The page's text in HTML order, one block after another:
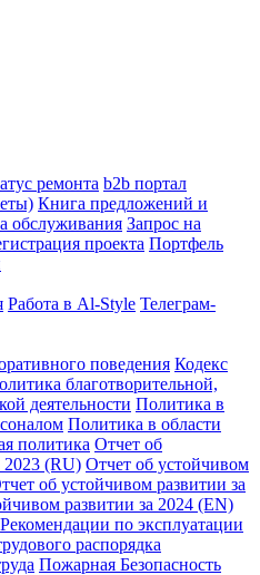
ремонта b2b портал
Книга предложений и
обслуживания Запрос на
проекта Портфель
Работа в Al-Style Телеграм-
поведения Кодекс
благотворительной,
деятельности Политика в
Политика в области
политика Отчет об
2023 (RU) Отчет об устойчивом
об устойчивом развитии за
развитии за 2024 (EN)
Рекомендации по эксплуатации
распорядка
Пожарная Безопасность